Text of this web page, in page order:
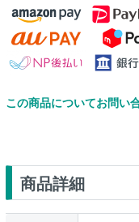
この商品についてお問い
商品詳細